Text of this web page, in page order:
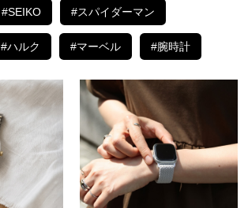
#SEIKO #スパイダーマン
#ハルク #マーベル #腕時計